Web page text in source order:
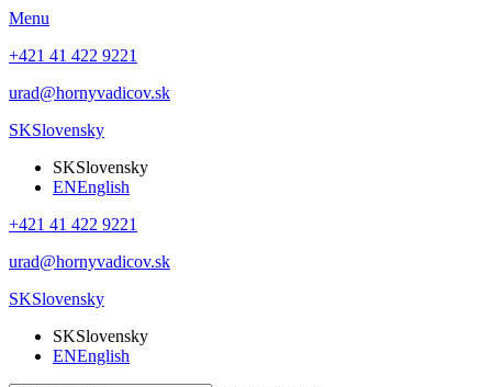
Menu
+421 41 422 9221
urad@hornyvadicov.sk
SKSlovensky
SKSlovensky
ENEnglish
+421 41 422 9221
urad@hornyvadicov.sk
SKSlovensky
SKSlovensky
ENEnglish